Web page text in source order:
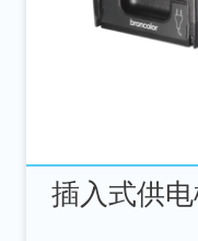
插入式供